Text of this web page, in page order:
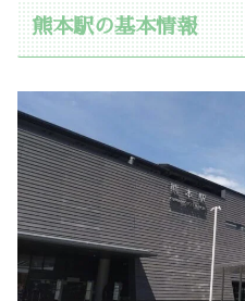
熊本駅の基本情報